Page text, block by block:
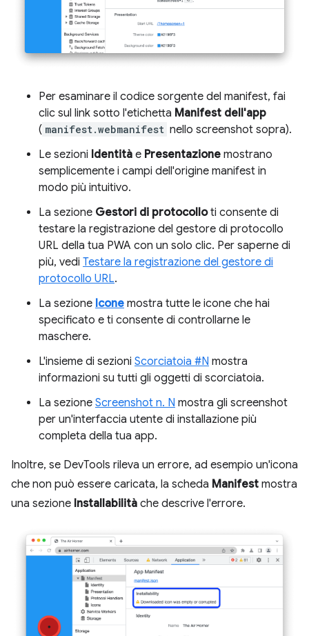
Per esaminare il codice sorgente del manifest, fai
clic sul link sotto l'etichetta Manifest dell'app
( manifest.webmanifest nello screenshot sopra).
Le sezioni Identità e Presentazione mostrano
semplicemente i campi dell'origine manifest in
modo più intuitivo.
La sezione Gestori di protocolloti consente di
testare la registrazione del gestore di protocollo
URL della tua PWA con un solo clic. Per saperne di
più, vedi Testare la registrazione del gestore di
protocollo URL.
La sezione Icone mostra tutte le icone che hai
specificato e ti consente di controllarne le
maschere.
L'insieme di sezioni Scorciatoia #N mostra
informazioni su tutti gli oggetti di scorciatoia.
La sezione Screenshot n. N mostra gli screenshot
per un'interfaccia utente di installazione più
completa della tua app.
Inoltre, se DevTools rileva un errore, ad esempio un'icona
che non può essere caricata, la scheda Manifest mostra
una sezione Installabilità che descrive l'errore.